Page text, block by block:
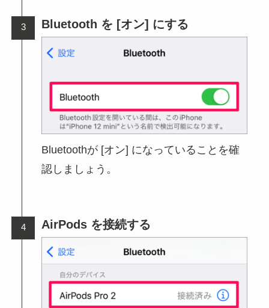
Bluetooth を [オン] にする
Bluetoothが [オン] になっていることを確
認しましょう。
AirPods を接続する